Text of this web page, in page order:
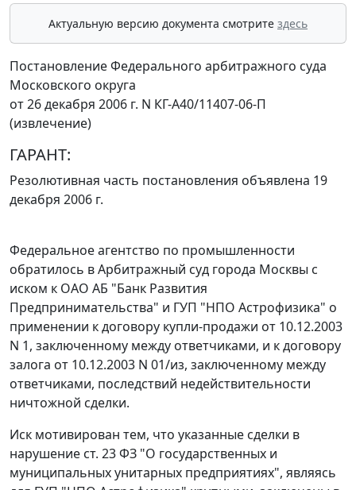
Актуальную версию документа смотрите здесь
Постановление Федерального арбитражного суда
Московского округа
от 26 декабря 2006 г. N КГ-А40/11407-06-П
(извлечение)
ГАРАНТ:
Резолютивная часть постановления объявлена 19
декабря 2006 г.
Федеральное агентство по промышленности
обратилось в Арбитражный суд города Москвы с
иском к ОАО АБ "Банк Развития
Предпринимательства" и ГУП "НПО Астрофизика" о
применении к договору купли-продажи от 10.12.2003
N 1, заключенному между ответчиками, и к договору
залога от 10.12.2003 N 01/из, заключенному между
ответчиками, последствий недействительности
ничтожной сделки.
Иск мотивирован тем, что указанные сделки в
нарушение ст. 23ФЗ "О государственных и
муниципальных унитарных предприятиях", являясь